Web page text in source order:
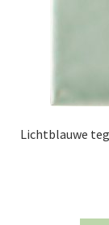
Lichtblauwe